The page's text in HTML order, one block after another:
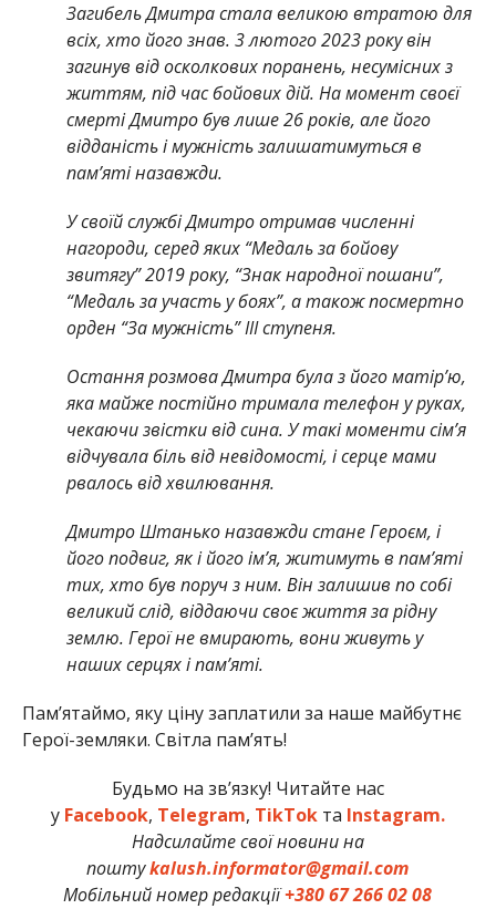
Загибель Дмитра стала великою втратою для
всіх, хто його знав. 3 лютого 2023 року він
загинув від осколкових поранень, несумісних з
життям, під час бойових дій. На момент своєї
смерті Дмитро був лише 26 років, але його
відданість і мужність залишатимуться в
пам’яті назавжди.
У своїй службі Дмитро отримав численні
нагороди, серед яких “Медаль за бойову
звитягу” 2019 року, “Знак народної пошани”,
“Медаль за участь у боях”, а також посмертно
орден “За мужність” III ступеня.
Остання розмова Дмитра була з його матір’ю,
яка майже постійно тримала телефон у руках,
чекаючи звістки від сина. У такі моменти сім’я
відчувала біль від невідомості, і серце мами
рвалось від хвилювання.
Дмитро Штанько назавжди стане Героєм, і
його подвиг, як і його ім’я, житимуть в пам’яті
тих, хто був поруч з ним. Він залишив по собі
великий слід, віддаючи своє життя за рідну
землю. Герої не вмирають, вони живуть у
наших серцях і пам’яті.
Памʼятаймо, яку ціну заплатили за наше майбутнє
Герої-земляки. Світла пам’ять!
Будьмо на зв’язку! Читайте нас
у Facebook, Telegram, TikTokта Instagram.
Надсилайте свої новини на
поштуkalush.informator@gmail.com
Мобільний номер редакції+380 67 266 02 08